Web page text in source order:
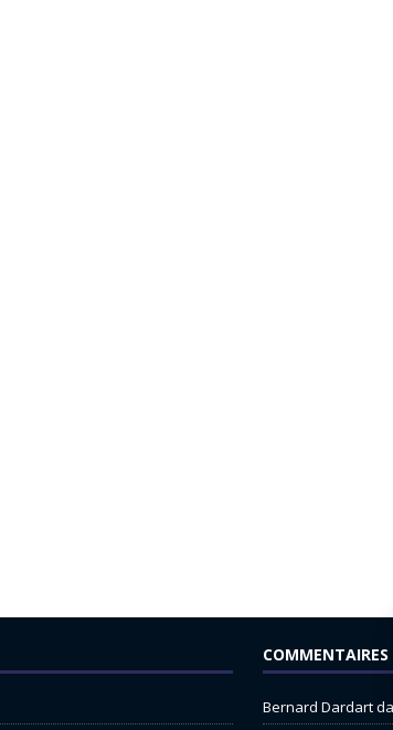
COMMENTAIRES
Bernard Dardart